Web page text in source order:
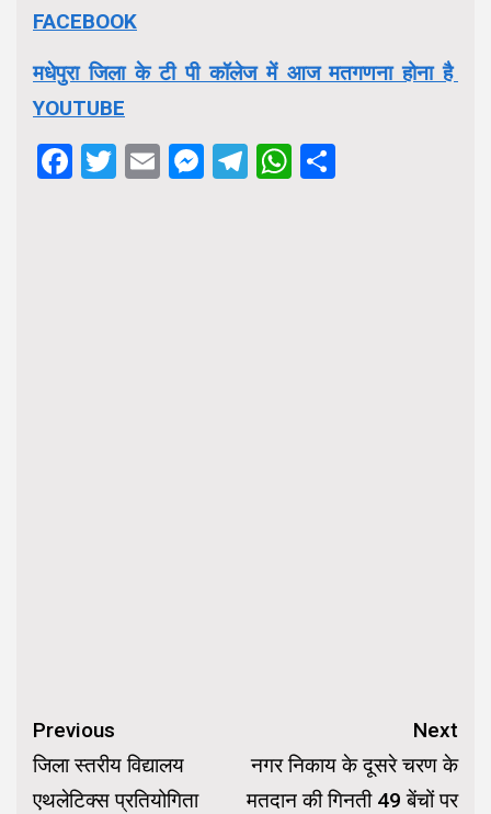
FACEBOOK
मधेपुरा जिला के टी पी कॉलेज में आज मतगणना होना है
YOUTUBE
Facebook
Twitter
EmailMessenger
Telegram
WhatsApp
Continue
Reading
Previous
जिला स्तरीय विद्यालय
एथलेटिक्स प्रतियोगिता
Next
नगर निकाय के दूसरे चरण के
मतदान की गिनती 49 बेंचों पर